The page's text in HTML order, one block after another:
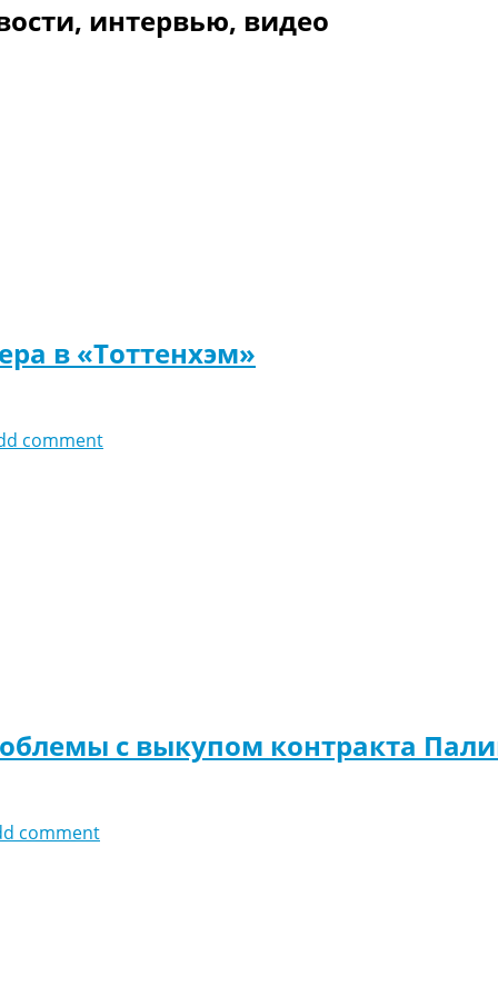
интервью, видео
в «Тоттенхэм»
comment
с выкупом контракта
comment